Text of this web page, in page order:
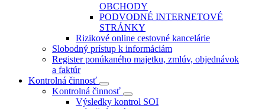
OBCHODY
PODVODNÉ INTERNETOVÉ
STRÁNKY
Rizikové online cestovné kancelárie
Slobodný prístup k informáciám
Register ponúkaného majetku, zmlúv, objednávok
a faktúr
Kontrolná činnosť
Kontrolná činnosť
Výsledky kontrol SOI